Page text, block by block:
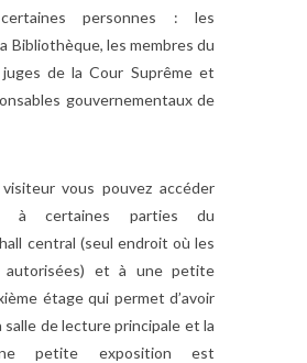
personnes : les
Bibliothèque, les membres du
de la Cour Suprême et
gouvernementaux de
vous pouvez accéder
à certaines parties du
central (seul endroit où les
autorisées) et à une petite
étage qui permet d’avoir
salle de lecture principale et la
petite exposition est